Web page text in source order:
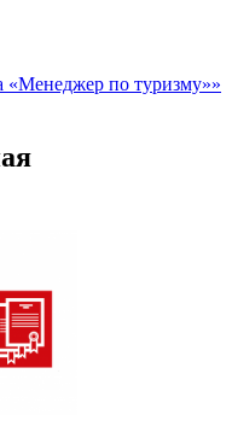
«Менеджер по туризму»»